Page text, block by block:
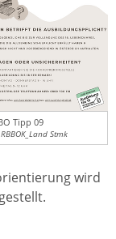
Tipp 09
Stmk
wird